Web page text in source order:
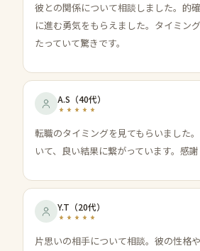
彼との関係について相談しました。的
に進む勇気をもらえました。タイミン
たっていて驚きです。
A.S （40代）
転職のタイミングを見てもらいました
いて、良い結果に繋がっています。感謝
Y.T （20代）
片思いの相手について相談。彼の性格